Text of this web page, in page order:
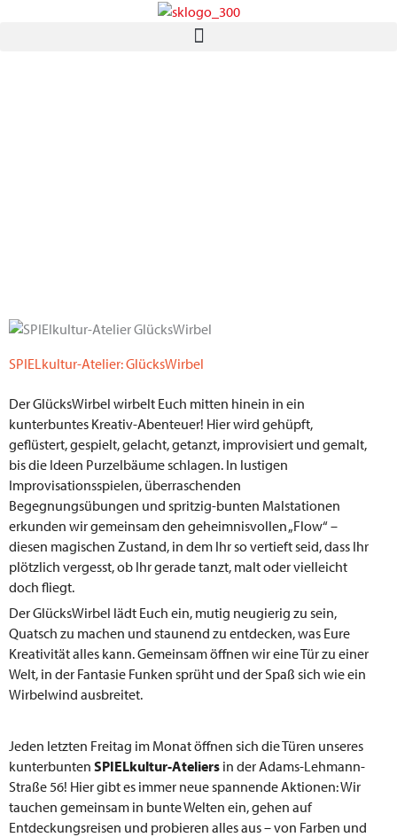
SPIELkultur-Atelier: GlücksWirbel
Der GlücksWirbel wirbelt Euch mitten hinein in ein
kunterbuntes Kreativ-Abenteuer! Hier wird gehüpft,
geflüstert, gespielt, gelacht, getanzt, improvisiert und gemalt,
bis die Ideen Purzelbäume schlagen. In lustigen
Improvisationsspielen, überraschenden
Begegnungsübungen und spritzig-bunten Malstationen
erkunden wir gemeinsam den geheimnisvollen „Flow“ –
diesen magischen Zustand, in dem Ihr so vertieft seid, dass Ihr
plötzlich vergesst, ob Ihr gerade tanzt, malt oder vielleicht
doch fliegt.
Der GlücksWirbel lädt Euch ein, mutig neugierig zu sein,
Quatsch zu machen und staunend zu entdecken, was Eure
Kreativität alles kann. Gemeinsam öffnen wir eine Tür zu einer
Welt, in der Fantasie Funken sprüht und der Spaß sich wie ein
Wirbelwind ausbreitet.
Jeden letzten Freitag im Monat öffnen sich die Türen unseres
kunterbunten SPIELkultur-Ateliers in der Adams-Lehmann-
Straße 56! Hier gibt es immer neue spannende Aktionen: Wir
tauchen gemeinsam in bunte Welten ein, gehen auf
Entdeckungsreisen und probieren alles aus – von Farben und